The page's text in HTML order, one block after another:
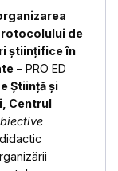
de
ştiinţifice în
– PRO ED
Știință și
Centrul